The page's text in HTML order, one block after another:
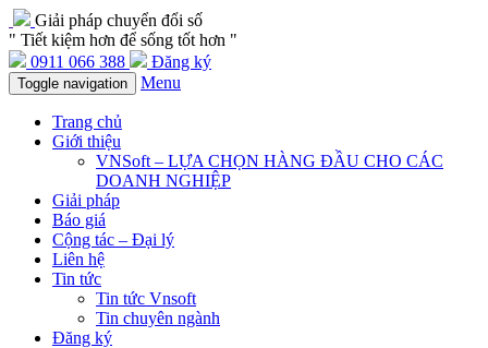
Giải pháp chuyển đổi số
" Tiết kiệm hơn để sống tốt hơn "
0911 066 388
Đăng ký
Toggle navigation Menu
Trang chủ
Giới thiệu
VNSoft – LỰA CHỌN HÀNG ĐẦU CHO CÁC
DOANH NGHIỆP
Giải pháp
Báo giá
Cộng tác – Đại lý
Liên hệ
Tin tức
Tin tức Vnsoft
Tin chuyên ngành
Đăng ký